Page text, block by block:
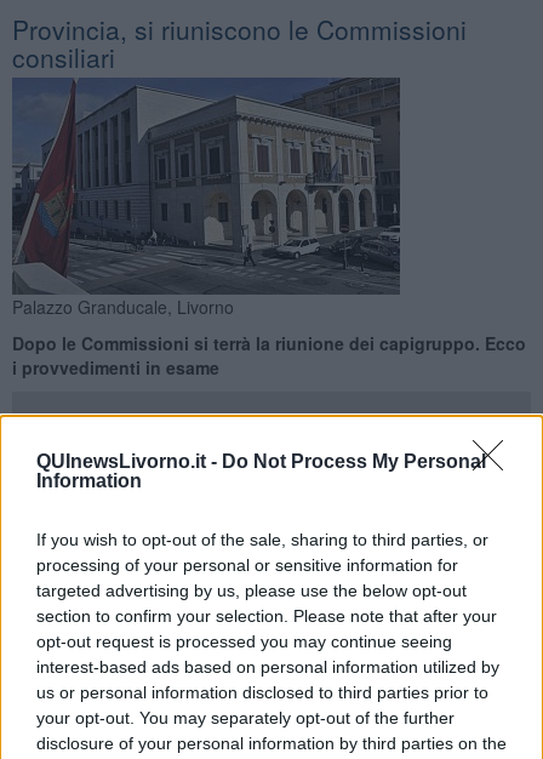
QUInewsLivorno.it - Do Not Process My Personal
Information
If you wish to opt-out of the sale, sharing to third parties, or
processing of your personal or sensitive information for
targeted advertising by us, please use the below opt-out
section to confirm your selection. Please note that after your
opt-out request is processed you may continue seeing
interest-based ads based on personal information utilized by
us or personal information disclosed to third parties prior to
your opt-out. You may separately opt-out of the further
disclosure of your personal information by third parties on the
Provincia, si riuniscono le Commissioni
consiliari
Palazzo Granducale, Livorno
Dopo le Commissioni si terrà la riunione dei capigruppo. Ecco
i provvedimenti in esame
di Livorno sono convocate lunedì 18 Maggio, a Palazzo Granducale
e in modalità telematica.
La prima Commissione “Area delle competenze amministrative”, si
riunisce alle ore 9,30 (seconda convocazione) per trattare le
proposte di delibera relative a: variazione al Bilancio di previsione
2026/2028; modifica integrativa dello schema di contratto di
servizio per l’affidamento alla società in house Provincia di Livorno
Sviluppo s.r.l. di servizi strumentali in favore della Provincia di